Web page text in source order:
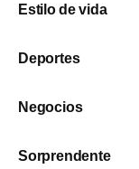
Estilo de vida
Deportes
Negocios
Sorprendente